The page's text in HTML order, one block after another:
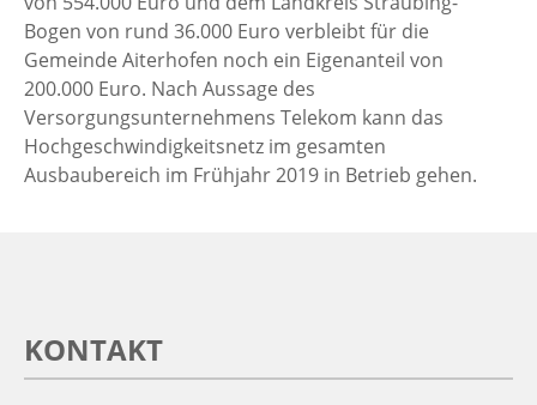
Bogen von rund 36.000 Euro verbleibt für die
Gemeinde Aiterhofen noch ein Eigenanteil von
200.000 Euro. Nach Aussage des
Versorgungsunternehmens Telekom kann das
Hochgeschwindigkeitsnetz im gesamten
Ausbaubereich im Frühjahr 2019 in Betrieb gehen.
KONTAKT